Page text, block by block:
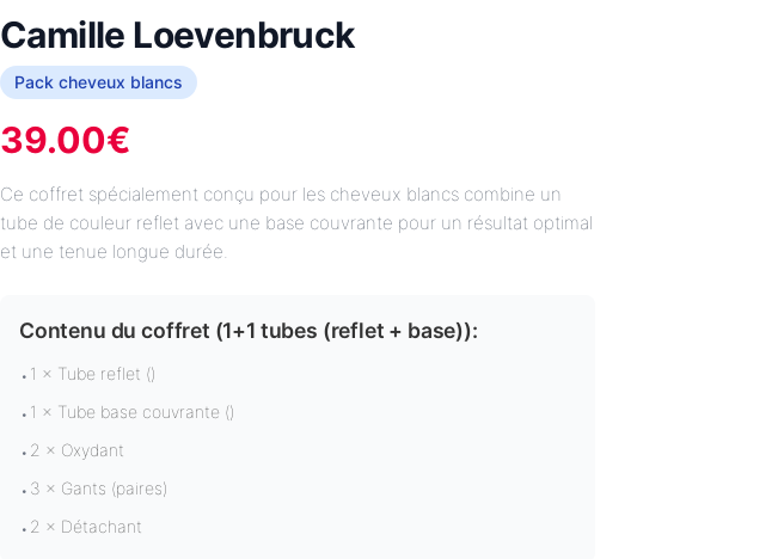
Camille Loevenbruck
Pack cheveux blancs
39.00€
Ce coffret spécialement conçu pour les cheveux blancs combine un
tube de couleur reflet avec une base couvrante pour un résultat optimal
et une tenue longue durée.
Contenu du coffret (1+1 tubes (reflet + base)):
• 1 × Tube reflet ()
• 1 × Tube base couvrante ()
• 2 × Oxydant
• 3 × Gants (paires)
• 2 × Détachant